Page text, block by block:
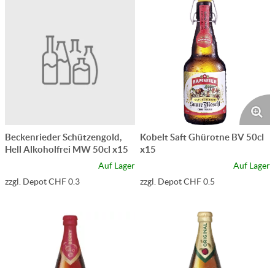
Beckenrieder Schützengold,
Hell Alkoholfrei MW 50cl x15
Auf Lager
zzgl. Depot CHF 0.3
Kobelt Saft Ghürotne BV 50cl
x15
Auf Lager
zzgl. Depot CHF 0.5